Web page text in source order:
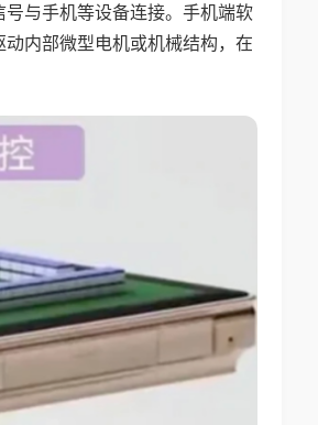
与手机等设备连接。手机端软
内部微型电机或机械结构，在